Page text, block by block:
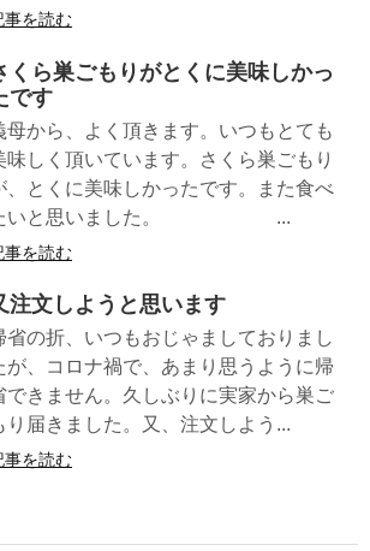
事を読む
くら巣ごもりがとくに美味しかっ
です
母から、よく頂きます。いつもとても
味しく頂いています。さくら巣ごもり
、とくに美味しかったです。また食べ
いと思いました。 ...
事を読む
注文しようと思います
省の折、いつもおじゃましておりまし
が、コロナ禍で、あまり思うように帰
できません。久しぶりに実家から巣ご
り届きました。又、注文しよう...
事を読む